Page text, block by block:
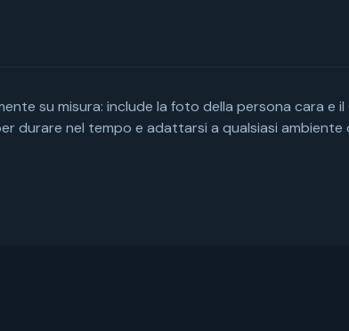
su misura: include la foto della persona cara e
durare nel tempo e adattarsi a qualsiasi